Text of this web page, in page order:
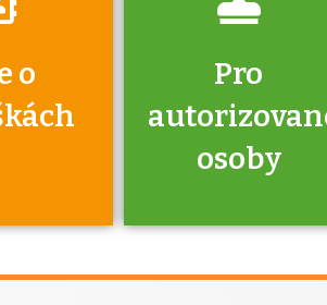
o
Pro
osoby